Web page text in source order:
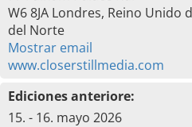
W6 8JA Londres, Reino Unido
del Norte
Mostrar email
www.closerstillmedia.com
Ediciones anteriore:
15. - 16. mayo 2026